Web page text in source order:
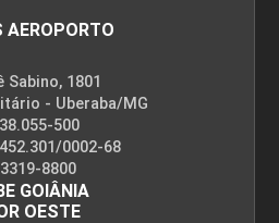
AEROPORTO
Sabino, 1801
- Uberaba/MG
38.055-500
0002-68
8800
GOIÂNIA
OESTE